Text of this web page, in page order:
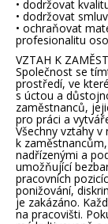
• dodržovat
• dodržovat
• ochraňovat
profesionalitu
VZTAH K
Společnost se
prostředí, ve
s úctou a
zaměstnanců,
pro práci a
Všechny vztahy
k
nadřízenými a
umožňující
pracovních
ponižování,
je zakázáno.
na pracovišti.